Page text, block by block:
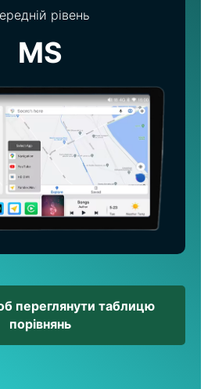
рівень
MS
переглянути таблицю
порівнянь